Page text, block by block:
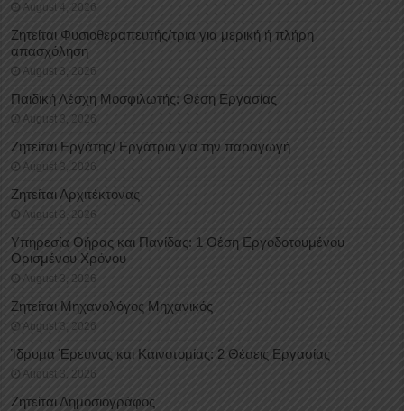
August 4, 2026
Ζητείται Φυσιοθεραπευτής/τρια για μερική ή πλήρη
απασχόληση
August 3, 2026
Παιδική Λέσχη Μοσφιλωτής: Θέση Εργασίας
August 3, 2026
Ζητείται Εργάτης/ Εργάτρια για την παραγωγή
August 3, 2026
Ζητείται Αρχιτέκτονας
August 3, 2026
Υπηρεσία Θήρας και Πανίδας: 1 Θέση Eργοδοτουμένου
Oρισμένου Xρόνου
August 3, 2026
Ζητείται Μηχανολόγος Μηχανικός
August 3, 2026
Ίδρυμα Έρευνας και Καινοτομίας: 2 Θέσεις Εργασίας
August 3, 2026
Ζητείται Δημοσιογράφος